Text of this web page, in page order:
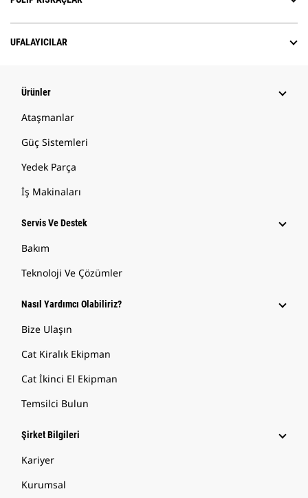
UFALAYICILAR
Ürünler
Ataşmanlar
Güç Sistemleri
Yedek Parça
İş Makinaları
Servis Ve Destek
Bakım
Teknoloji Ve Çözümler
Nasıl Yardımcı Olabiliriz?
Bize Ulaşın
Cat Kiralık Ekipman
Cat İkinci El Ekipman
Temsilci Bulun
Şirket Bilgileri
Kariyer
Kurumsal